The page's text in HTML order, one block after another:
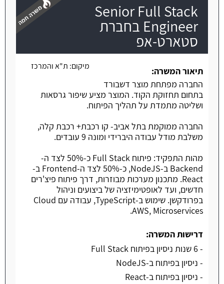
Senior Full Stack
Engineer בחברת
סטארט-אפ
משרה חמה
מיקום: ת"א והמרכז
תיאור המשרה:
החברה מפתחת מוצר דשבורד
בתחום תחזוקת הקוד. המוצר מציע שיפור גרסאות
ושליטה מתמדת על תהליך הפיתוח.
החברה ממוקמת בתל אביב- קו רכבת+ רכבת קלה,
משלבת מודל עבודה היברידי ומונה 9 עובדים.
מהות התפקיד: פיתוח Full Stack כ-50% לצד ה-
Backend ב-NodeJS, כ-50% לצד ה-Frontend ב-
React. מתכנון מערכות מבוזרות, דרך פיתוח פיצ'רים
חדשים, ועד לאופטימיזציה של ביצועים וניהול
בפרודקשן. שימוש ב-TypeScript, עבודה עם Cloud
AWS, Microservices.
דרישות המשרה:
- 6 שנות ניסיון בפיתוח Full Stack
- ניסיון בפיתוח ב-NodeJS
- ניסיון בפיתוח ב-React